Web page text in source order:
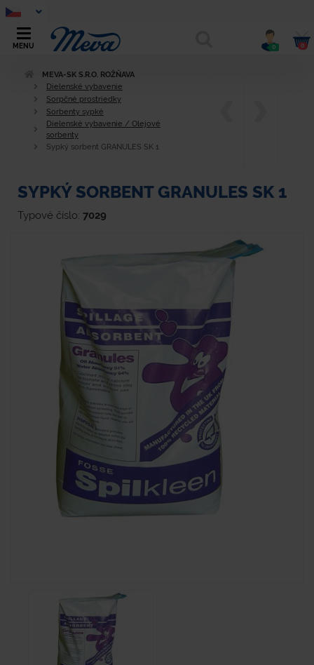
MENU 0 0
MEVA-SK S.R.O. ROŽŇAVA
Dielenské vybavenie
Sorpčné prostriedky
Sorbenty sypké
Dielenské vybavenie / Olejové
sorbenty
Sypký sorbent GRANULES SK 1
SYPKÝ SORBENT GRANULES SK 1
Typové číslo: 7029